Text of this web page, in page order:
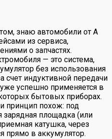
знаю автомобили от А
из сервиса,
о запчастях.
— это система,
без использования
счет индуктивной передачи
успешно применяется в
бытовых приборах.
принцип похож: под
зарядная площадка (или
катушка, через
прямо в аккумулятор.